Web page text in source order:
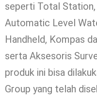
seperti Total
Automatic Level
Handheld, Kompas
serta Aksesoris
produk ini bisa
Group yang telah